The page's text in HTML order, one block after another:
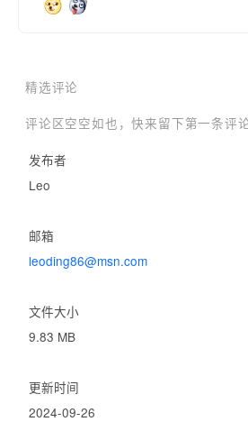
新增小说重命名标签，包含系列ID、系列
v5.4.1
v5.4.0
修复当插件接管下载时不能下载文件的问
其他次要修复。
v5.3.0
精选评论
评论区空空如也，快来留下第一条评
发布者
Leo
邮箱
leoding86@msn.com
文件大小
9.83 MB
更新时间
2024-09-26